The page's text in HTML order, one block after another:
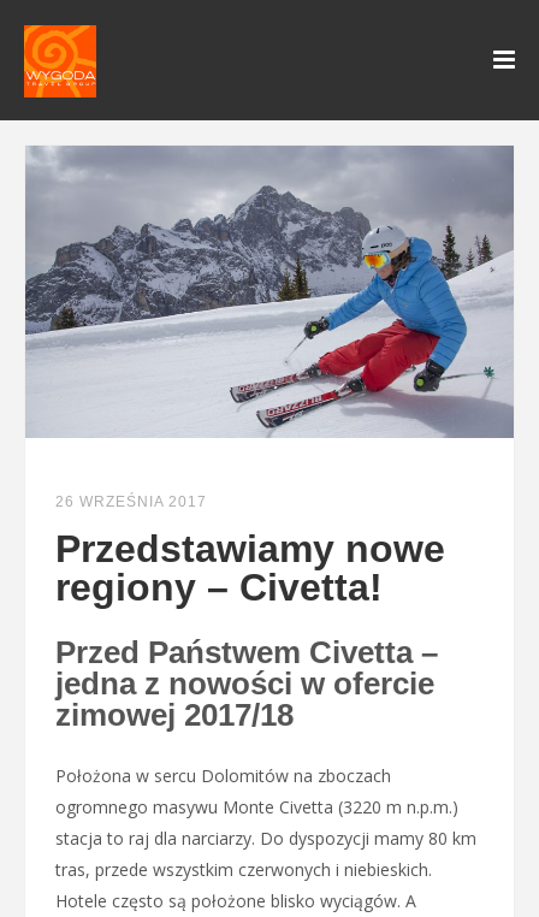
26 WRZEŚNIA 2017
Przedstawiamy nowe
regiony – Civetta!
Przed Państwem Civetta –
jedna z nowości w ofercie
zimowej 2017/18
Położona w sercu Dolomitów na zboczach
ogromnego masywu Monte Civetta (3220 m n.p.m.)
stacja to raj dla narciarzy. Do dyspozycji mamy 80 km
tras, przede wszystkim czerwonych i niebieskich.
Hotele często są położone blisko wyciągów. A